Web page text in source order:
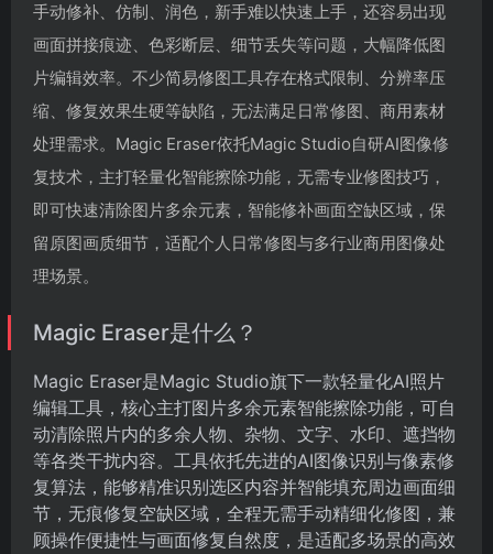
手动修补、仿制、润色，新手难以快速上手，还容易出现
画面拼接痕迹、色彩断层、细节丢失等问题，大幅降低图
片编辑效率。不少简易修图工具存在格式限制、分辨率压
缩、修复效果生硬等缺陷，无法满足日常修图、商用素材
处理需求。Magic Eraser依托Magic Studio自研AI图像修
复技术，主打轻量化智能擦除功能，无需专业修图技巧，
即可快速清除图片多余元素，智能修补画面空缺区域，保
留原图画质细节，适配个人日常修图与多行业商用图像处
理场景。
Magic Eraser是什么？
Magic Eraser是Magic Studio旗下一款轻量化AI照片
编辑工具，核心主打图片多余元素智能擦除功能，可自
动清除照片内的多余人物、杂物、文字、水印、遮挡物
等各类干扰内容。工具依托先进的AI图像识别与像素修
复算法，能够精准识别选区内容并智能填充周边画面细
节，无痕修复空缺区域，全程无需手动精细化修图，兼
顾操作便捷性与画面修复自然度，是适配多场景的高效